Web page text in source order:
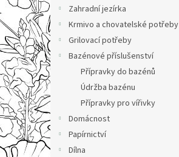
Zahradní jezírka
Krmivo a chovatelské potřeby
Grilovací potřeby
Bazénové příslušenství
Přípravky do bazénů
Údržba bazénu
Přípravky pro vířivky
Domácnost
Papírnictví
Dílna